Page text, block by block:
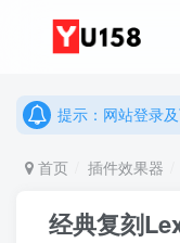
提示：网站登录
首页 插件效果器
经典复刻